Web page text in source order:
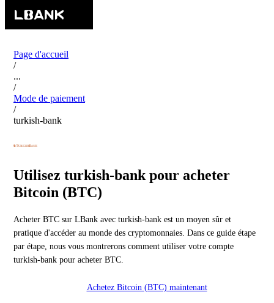
Page d'accueil
/
...
/
Mode de paiement
/
turkish-bank
Utilisez turkish-bank pour acheter
Bitcoin (BTC)
Acheter BTC sur LBank avec turkish-bank est un moyen sûr et
pratique d'accéder au monde des cryptomonnaies. Dans ce guide étape
par étape, nous vous montrerons comment utiliser votre compte
turkish-bank pour acheter BTC.
Achetez Bitcoin (BTC) maintenant